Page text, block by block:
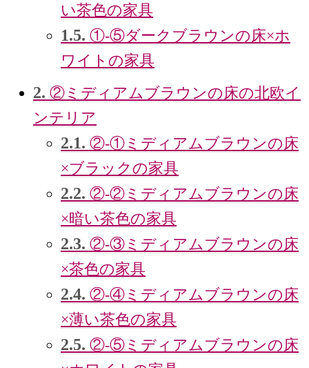
い茶色の家具
1.5. ①‐⑤ダークブラウンの床×ホ
ワイトの家具
2. ②ミディアムブラウンの床の北欧イ
ンテリア
2.1. ②‐①ミディアムブラウンの床
×ブラックの家具
2.2. ②‐②ミディアムブラウンの床
×暗い茶色の家具
2.3. ②‐③ミディアムブラウンの床
×茶色の家具
2.4. ②‐④ミディアムブラウンの床
×薄い茶色の家具
2.5. ②‐⑤ミディアムブラウンの床